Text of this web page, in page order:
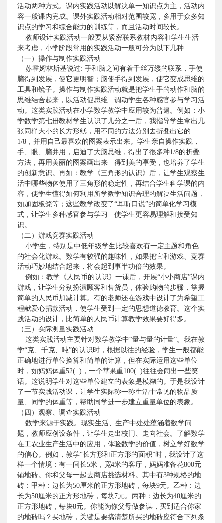
活动两种方式。课内实践活动以解决单一知识点为主，活动内
容一般课内完成。课外实践活动相对范围较宽，多用于众多知
识点的学习和综合能力的训练等，而且活动时间较长。
教师设计实践活动一般要从紧密联系教材内容和学生生活
来考虑，小学阶段常用的实践活动一般可分为以下几种:
（一）操作与制作实践活动
苏霍姆林斯基说过: 手和脑之间有着千丝万缕的联系，手使
脑得到发展，使它更明智；脑使手得到发展，使它变成思维的
工具和镜子。操作与制作实践活动就是把学生手的动作和脑的
思维结合起来，以活动促思维，调动学生各种感官参与学习活
动。这类实践活动在小学数学教学中应用较为普遍。例如：小
学数学第七册教材学生认识了几分之一后，我指导学生拿出几
张同样大小的长方形纸，用不同的方法分别去折叠出它的
1/8 ，并用自己最喜欢的图案表示出来。学生亲自操作实践，
手、眼、脑并用，启迪了大脑思维，得出了很多种1/8的折叠
方法，再用美丽的图案画出来，得到美的享受，也培养了学生
的创新意识。再如：教学《三角形的认识》后，让学生观察生
活中哪些物体使用了三角形的稳定性，再结合学生科学课的内
容，使学生懂得如何利用所学数学知识合理的解决生活问题，
如加固板凳等；这些教学改变了“耳听口说”的简单化学习模
式，让学生多种感官参与学习，使学生更容易理解和接受知
识。
（二）游戏竞赛实践活动
小学生，特别是中低年级学生比较喜欢有一定主题和角色
的社会化游戏。数学有较强的趣味性，如果把它和游戏、竞赛
活动巧妙地结合起来，将会起到事半功倍的效果。
例如：教学《人民币的认识》一课后，开展“小小商店”课内
游戏，让学生分别扮演顾客和售货员，体验购物的步骤，掌握
简单的人民币加减计算。有的老师还在游戏中设计了为希望工
程献爱心捐款活动，使学生受到一定的思想道德教育。这个实
践活动的设计，比简单的人民币计算教学效果要好得多。
（三）实际测量实践活动
这类实践活动主要针对数学教学中“量与量的计量”。我在教
学“克、千克、吨”的认识时，根据以往的经验，学生一般都能
正确地进行单位换算和简单的计算，但在实际运用这些单位
时，如妈妈体重52( ) ，一个苹果重100( )往往会闹出一些笑
话。这说明学生对这些单位建立的表象是模糊的。于是我设计
了一节实践活动课，让学生实际称一称生活中常见的物品质
量、同学的体重等，帮助同学进一步建立重量单位的表象。
（四）观察、调查实践活动
数学来源于实践。现实生活、生产中处处蕴涵着数学问
题，教师应创设条件，让学生走出校门、走向社会。了解数学
在工农业生产生活中的应用，体验数学的价值，树立学好数学
的信心。例如，教学“长方形和正方形的面积”时，我设计了这
样一个情境：有一间长5米 ，宽4米的客厅，妈妈准备花800元
铺地砖。你和父母一起去商店挑选材料。其中有3种规格的地
砖：甲种：边长为50厘米的正方形地砖，每块9元。乙种：边
长为50厘米的正方形地砖，每块7元。丙种：边长为40厘米的
正方形地砖，每块8元。你能为你父母做参谋，买到适合你家
的地砖吗？买地砖，关键是要搞清楚所买的地砖应符合下列条